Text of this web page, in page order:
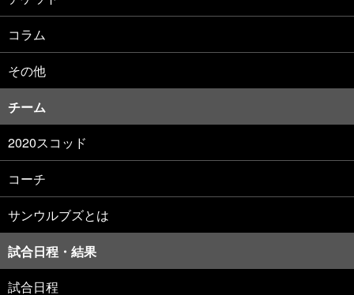
コラム
その他
チーム
2020スコッド
コーチ
サンウルブズとは
試合日程・結果
試合日程